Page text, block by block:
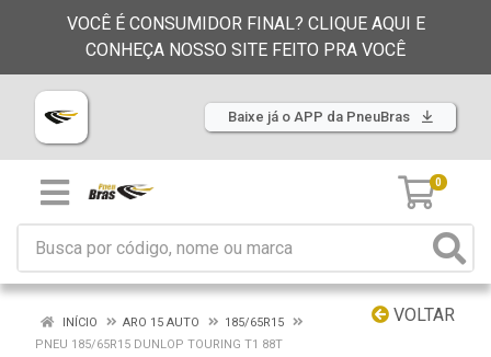
VOCÊ É CONSUMIDOR FINAL? CLIQUE AQUI E
CONHEÇA NOSSO SITE FEITO PRA VOCÊ
Baixe já o APP da PneuBras
0
VOLTAR
INÍCIO ARO 15 AUTO
185/65R15
PNEU 185/65R15 DUNLOP TOURING T1 88T